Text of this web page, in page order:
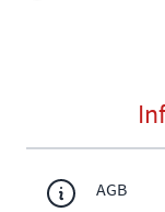
AGB